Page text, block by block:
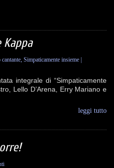
, Simpaticamente insieme
integrale di “Simpaticamente
Lello D’Arena, Erry Mariano e
leggi tutto